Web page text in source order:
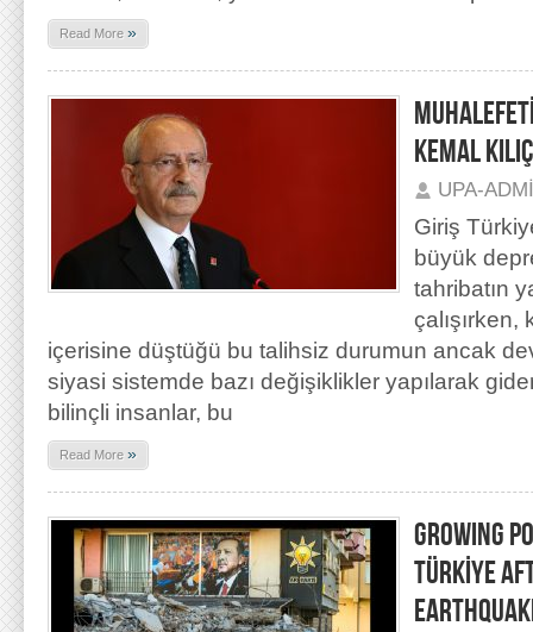
Read More »
KEMAL
UPA-
Giriş
büyük
tahribatın
içerisine düştüğü bu talihsiz durumun ancak
siyasi sistemde bazı değişiklikler yapılarak
bilinçli insanlar, bu
Read More »
GROWING
TÜRKİYE